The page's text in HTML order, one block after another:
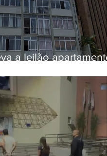
a leilão apartamento